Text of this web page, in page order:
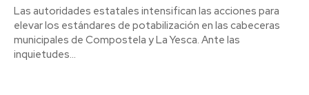
Las autoridades estatales intensifican las acciones para
elevar los estándares de potabilización en las cabeceras
municipales de Compostela y La Yesca. Ante las
inquietudes...